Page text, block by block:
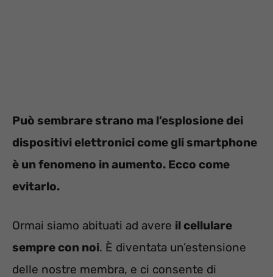
Può sembrare strano ma l’esplosione dei
dispositivi elettronici come gli smartphone
è un fenomeno in aumento. Ecco come
evitarlo.
Ormai siamo abituati ad avere il cellulare
sempre con noi. È diventata un’estensione
delle nostre membra, e ci consente di